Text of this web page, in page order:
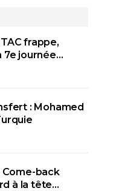
frappe,
7e journée…
: Mohamed
Come-back
à la tête…